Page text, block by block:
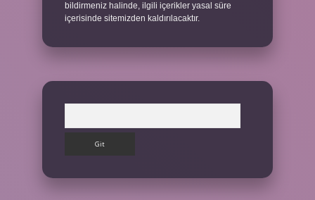
bildirmeniz halinde, ilgili içerikler yasal süre
içerisinde sitemizden kaldırılacaktır.